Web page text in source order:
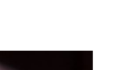
Fundó la